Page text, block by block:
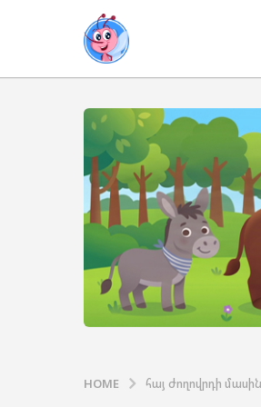
HOME հայ ժողովրդի մասին